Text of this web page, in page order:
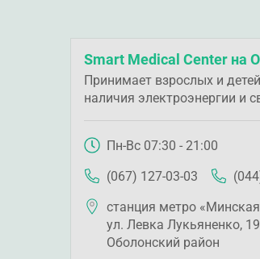
Smart Medical Center на
Принимает взрослых и
наличия электроэнергии и
Пн-Вс 07:30 - 21:00
(067) 127-03-03
станция метро
ул. Левка Лукьяненко, 19
Оболонский район